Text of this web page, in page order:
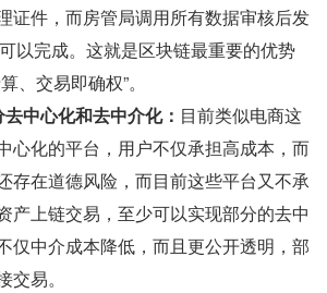
证件，而房管局调用所有数据审核后发
以完成。这就是区块链最重要的优势
、交易即确权”。
中心化和去中介化： 目前类似电商这
心化的平台，用户不仅承担高成本，而
存在道德风险，而目前这些平台又不承
产上链交易，至少可以实现部分的去中
仅中介成本降低，而且更公开透明，部
易。